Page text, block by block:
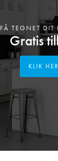
Gratis
FÅ TEGNET DIT
KLIK HER